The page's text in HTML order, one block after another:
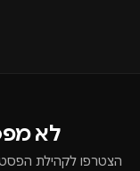
לא
הצטרפו לקהילת